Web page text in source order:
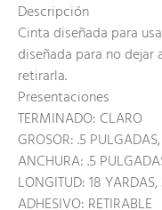
Descripción
Cinta diseñada para
diseñada para no
retirarla.
Presentaciones
TERMINADO: CLARO
GROSOR: .5
ANCHURA: .5
LONGITUD: 18
ADHESIVO: RETIRABLE